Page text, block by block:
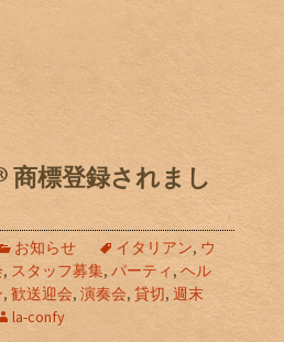
商標登録されまし
お知らせ イタリアン, ウ
, スタッフ募集, パーティ ,ヘル
, 歓送迎会, 演奏会, 貸切, 週末
la-confy